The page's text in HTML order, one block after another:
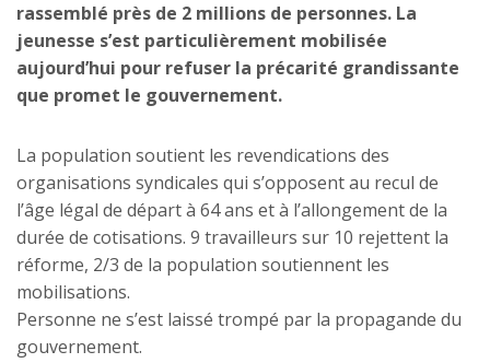
rassemblé près de 2 millions de personnes. La
jeunesse s’est particulièrement mobilisée
aujourd’hui pour refuser la précarité grandissante
que promet le gouvernement.
La population soutient les revendications des
organisations syndicales qui s’opposent au recul de
l’âge légal de départ à 64 ans et à l’allongement de la
durée de cotisations. 9 travailleurs sur 10 rejettent la
réforme, 2/3 de la population soutiennent les
mobilisations.
Personne ne s’est laissé trompé par la propagande du
gouvernement.